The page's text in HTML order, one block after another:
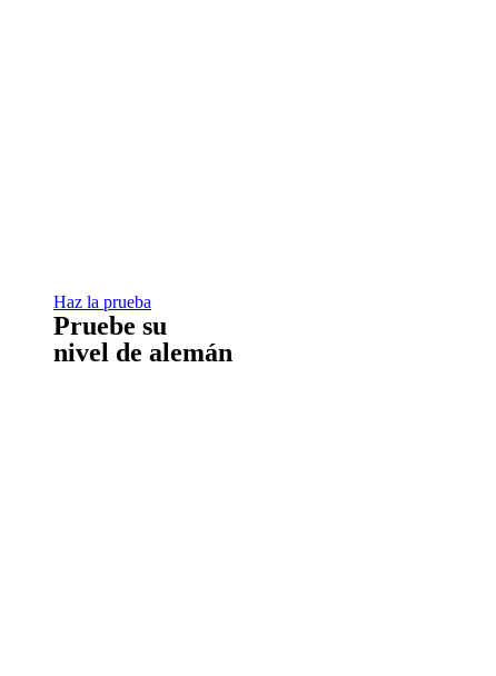
Haz la prueba
Pruebe su
nivel de alemán